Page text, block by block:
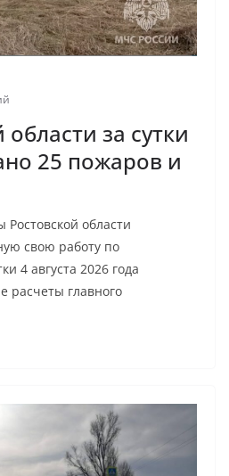
за сутки
25 пожаров и
области
свою работу по
4 августа 2026 года
расчеты главного